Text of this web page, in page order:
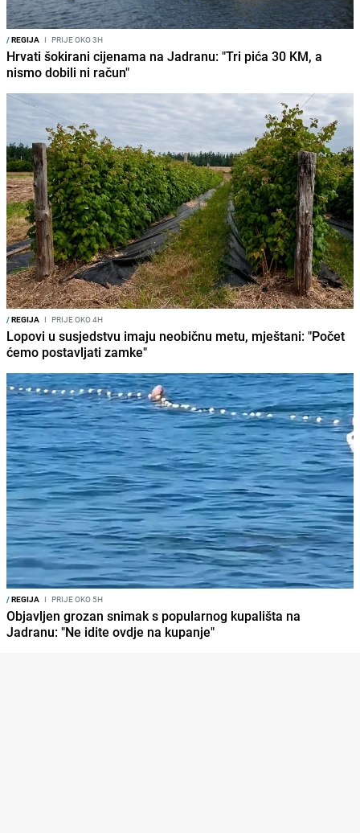
/REGIJA I PRIJE OKO 3H
Hrvati šokirani cijenama na Jadranu: "Tri pića 30 KM, a
nismo dobili ni račun"
/REGIJA I PRIJE OKO 4H
Lopovi u susjedstvu imaju neobičnu metu, mještani: "Počet
ćemo postavljati zamke"
/REGIJA I PRIJE OKO 5H
Objavljen grozan snimak s popularnog kupališta na
Jadranu: "Ne idite ovdje na kupanje"